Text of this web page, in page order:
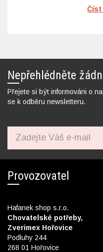
Číst
Nepřehlédněte
Přejete si být informováni o
se k odběru newsletteru.
Provozovatel
Hafanek shop s.r.o.
Chovatelské potřeby,
Zverimex Hořovice
Podluhy 244
268 01 Hořovice